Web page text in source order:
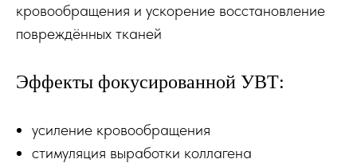
кровообращения и ускорение восстановление
повреждённых тканей
Эффекты фокусированной УВТ:
усиление кровообращения
стимуляция выработки коллагена